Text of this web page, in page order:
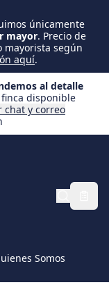
únicamente
mayor. Precio de
mayorista según
aquí.
al detalle
finca disponible
chat y correo
Somos